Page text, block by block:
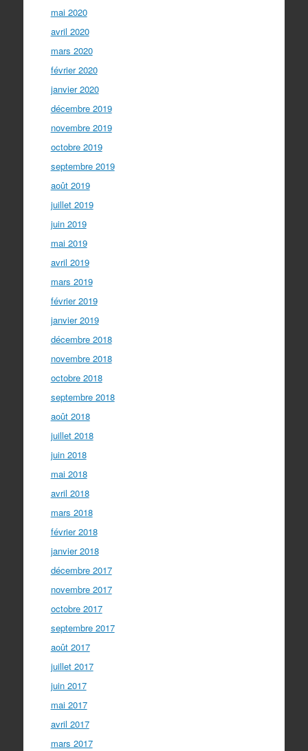
mai 2020
avril 2020
mars 2020
février 2020
janvier 2020
décembre 2019
novembre 2019
octobre 2019
septembre 2019
août 2019
juillet 2019
juin 2019
mai 2019
avril 2019
mars 2019
février 2019
janvier 2019
décembre 2018
novembre 2018
octobre 2018
septembre 2018
août 2018
juillet 2018
juin 2018
mai 2018
avril 2018
mars 2018
février 2018
janvier 2018
décembre 2017
novembre 2017
octobre 2017
septembre 2017
août 2017
juillet 2017
juin 2017
mai 2017
avril 2017
mars 2017